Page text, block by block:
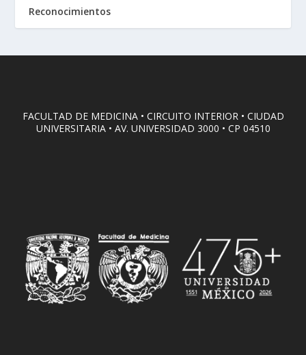
Reconocimientos
FACULTAD DE MEDICINA • CIRCUITO INTERIOR • CIUDAD
UNIVERSITARIA • AV. UNIVERSIDAD 3000 • CP 04510